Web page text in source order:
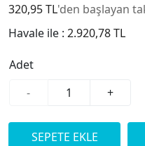
320,95 TL'den başlayan
Havale ile : 2.920,78 TL
Adet
-
+